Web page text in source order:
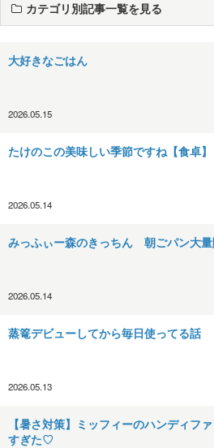
カテゴリ別記事一覧を見る
大好きなごはん
2026.05.15
たけのこの美味しい季節ですね【食卓】
2026.05.14
みっふぃー森のきっちん 朝ごパン大量
2026.05.14
蒸篭デビューしてから毎日使ってる話
2026.05.13
【暑さ対策】ミッフィーのハンディフ
すぎた♡